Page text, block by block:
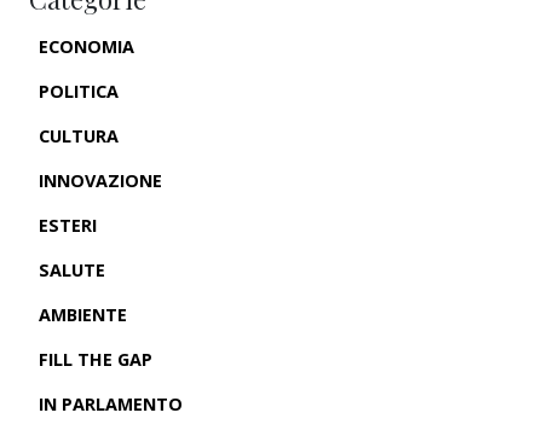
ECONOMIA
POLITICA
CULTURA
INNOVAZIONE
ESTERI
SALUTE
AMBIENTE
FILL THE GAP
IN PARLAMENTO